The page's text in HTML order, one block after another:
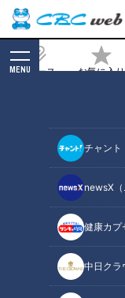
ニュース お気に入り
MENU
チャント
newsX（
健康カプ
中日クラ
プ」の作り
グ】